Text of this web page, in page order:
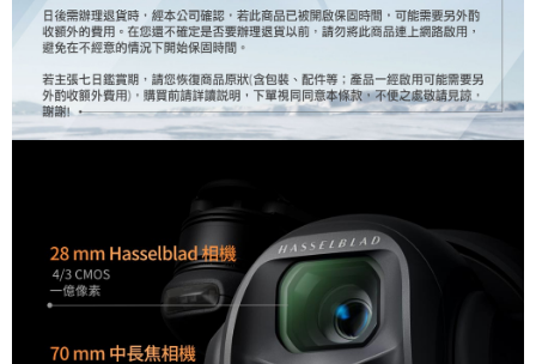
２．訂單成立數日內，您將收到繳費通知簡訊。
３．收到繳費通知簡訊後14天內，點擊此簡訊中的連結，可透過四大超商／
ATM／網路銀行／等多元方式進行付款，方視為交易完成。
※ 請注意：結帳手續完成當下不需立刻繳費，但若您需要取消訂單，請聯絡
購買商品的店家。未經商家同意取消之訂單仍視為有效，需透過AFTEE先享
後付繳納相關費用。
※ 交易是否成功請以「AFTEE先享後付 」之結帳頁面顯示為準，若有關於
１．透過由恩沛科技股份有限公司提供之「AFTEE先享後付」服務完成之交
易，需依本服務之必要範圍內提供個人資料，並將交易相關給付款項請求債
權轉讓予恩沛科技股份有限公司。
２．關於個人資料處理事宜，請瀏覽以下網址：
https://aftee.tw/terms/#terms3
３．未成年的使用者請事先徵得法定代理人或監護人之同意方可使用
免運費